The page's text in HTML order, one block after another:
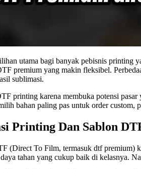
utama bagi banyak pebisnis printing
premium yang makin fleksibel.
sublimasi.
printing karena membuka potensi
bahan paling pas untuk order custom,
Printing Dan Sablon
(Direct To Film, termasuk dtf premium)
tahan yang cukup baik di kelasnya.